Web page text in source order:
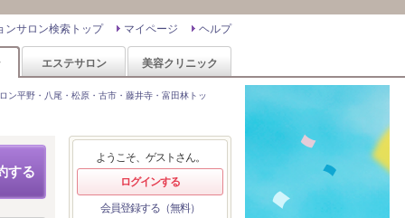
ヘルプ
マイページ
ンサロン検索トップ
エステサロン 美容クリニック
ン平野・八尾・松原・古市・藤井寺・富田林トッ
する
ようこそ、ゲストさん。
ログインする
会員登録する（無料）